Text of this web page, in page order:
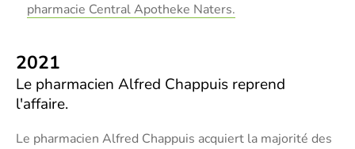
pharmacie Central Apotheke Naters.
2021
Le pharmacien Alfred Chappuis reprend
l'affaire.
Le pharmacien Alfred Chappuis acquiert la majorité des